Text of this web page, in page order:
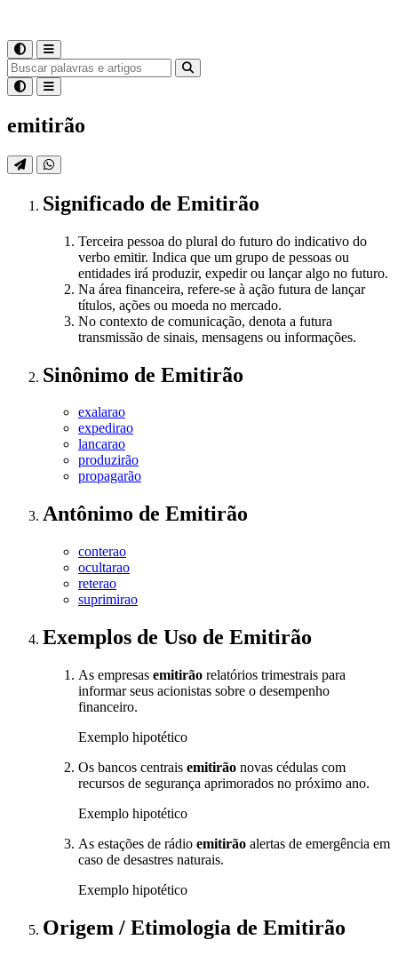
emitirão
Significado de Emitirão
Terceira pessoa do plural do futuro do indicativo do
verbo emitir. Indica que um grupo de pessoas ou
entidades irá produzir, expedir ou lançar algo no futuro.
Na área financeira, refere-se à ação futura de lançar
títulos, ações ou moeda no mercado.
No contexto de comunicação, denota a futura
transmissão de sinais, mensagens ou informações.
Sinônimo de Emitirão
exalarao
expedirao
lancarao
produzirão
propagarão
Antônimo de Emitirão
conterao
ocultarao
reterao
suprimirao
Exemplos de Uso de Emitirão
As empresas emitirão relatórios trimestrais para
informar seus acionistas sobre o desempenho
financeiro.
Exemplo hipotético
Os bancos centrais emitirão novas cédulas com
recursos de segurança aprimorados no próximo ano.
Exemplo hipotético
As estações de rádio emitirão alertas de emergência em
caso de desastres naturais.
Exemplo hipotético
Origem / Etimologia de Emitirão